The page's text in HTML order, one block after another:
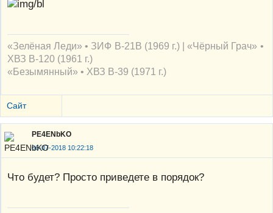
«Зелёная Леди» • ЗИФ В-21В (1969 г.) | «Чёрный Грач» •
ХВЗ В-120 (1961 г.)
«Безымянный» • ХВЗ В-39 (1971 г.)
Сайт
PE4ENbKO
06-07-2018 10:22:18
Что будет? Просто приведете в порядок?